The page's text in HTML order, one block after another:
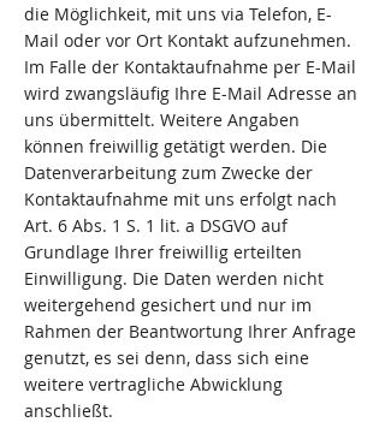
die Möglichkeit, mit uns via Telefon, E-
Mail oder vor Ort Kontakt aufzunehmen.
Im Falle der Kontaktaufnahme per E-Mail
wird zwangsläufig Ihre E-Mail Adresse an
uns übermittelt. Weitere Angaben
können freiwillig getätigt werden. Die
Datenverarbeitung zum Zwecke der
Kontaktaufnahme mit uns erfolgt nach
Art. 6 Abs. 1 S. 1 lit. a DSGVO auf
Grundlage Ihrer freiwillig erteilten
Einwilligung. Die Daten werden nicht
weitergehend gesichert und nur im
Rahmen der Beantwortung Ihrer Anfrage
genutzt, es sei denn, dass sich eine
weitere vertragliche Abwicklung
anschließt.